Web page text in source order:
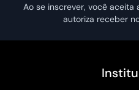
Ao se inscrever, você aceita
autoriza receber